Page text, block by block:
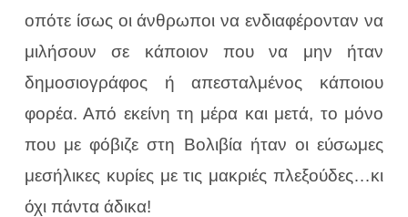
οπότε ίσως οι άνθρωποι να ενδιαφέρονταν να
μιλήσουν σε κάποιον που να μην ήταν
δημοσιογράφος ή απεσταλμένος κάποιου
φορέα. Από εκείνη τη μέρα και μετά, το μόνο
που με φόβιζε στη Βολιβία ήταν οι εύσωμες
μεσήλικες κυρίες με τις μακριές πλεξούδες…κι
όχι πάντα άδικα!